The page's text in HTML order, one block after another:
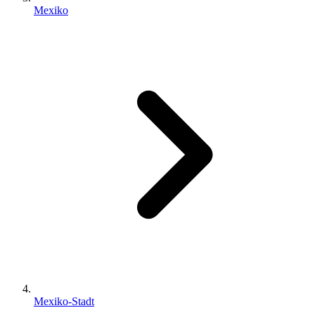
Mexiko
Mexiko-Stadt